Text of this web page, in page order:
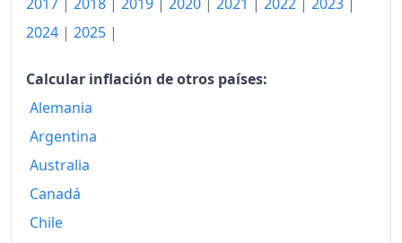
2024 | 2025 |
Calcular inflación de otros países:
Alemania
Argentina
Australia
Canadá
Chile